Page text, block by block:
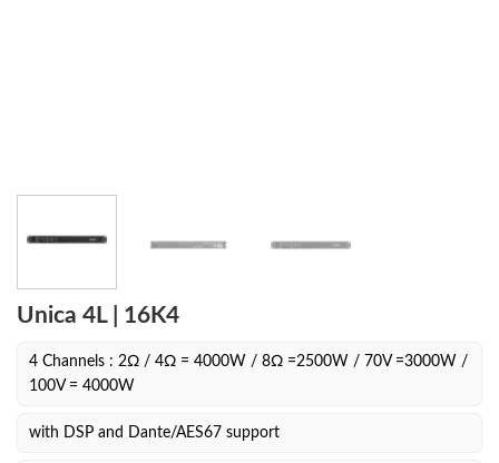
Unica 4L | 16K4
4 Channels : 2Ω / 4Ω = 4000W / 8Ω =2500W / 70V =3000W /
100V = 4000W
with DSP and Dante/AES67 support